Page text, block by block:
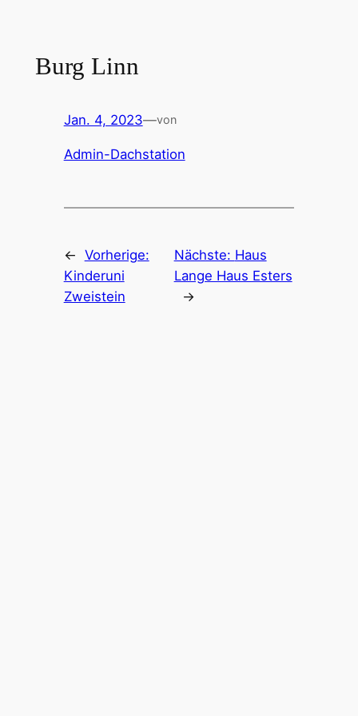
springenBurg Linn
Jan. 4, 2023—von
Admin-Dachstation
← Vorherige:
Kinderuni
Zweistein
Nächste: Haus
Lange Haus Esters
→